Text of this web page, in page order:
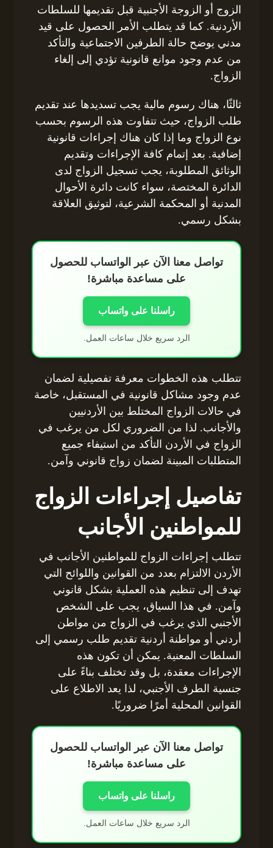
الزوج أو الزوجة الأجنبية قبل تقديمها للسلطات
الأردنية. كما قد يتطلب الأمر الحصول على قيد
مدني يوضح حالة الطرفين الاجتماعية والتأكد
من عدم وجود موانع قانونية تؤدي إلى إلغاء
الزواج.
ثالثًا، هناك رسوم مالية يجب تسديدها عند تقديم
طلب الزواج، حيث تتفاوت هذه الرسوم بحسب
نوع الزواج وما إذا كان هناك إجراءات قانونية
إضافية. بعد إتمام كافة الإجراءات وتقديم
الوثائق المطلوبة، يجب تسجيل الزواج لدى
الدائرة المختصة، سواء كانت دائرة الأحوال
المدنية أو المحكمة الشرعية، لتوثيق العلاقة
بشكل رسمي.
تواصل معنا الآن عبر الواتساب للحصول
على مساعدة مباشرة!
راسلنا على واتساب
الرد سريع خلال ساعات العمل.
تتطلب هذه الخطوات معرفة تفصيلية لضمان
عدم وجود مشاكل قانونية في المستقبل، خاصة
في حالات الزواج المختلط بين الأردنيين
والأجانب. لذا من الضروري لكل من يرغب في
الزواج في الأردن التأكد من استيفاء جميع
المتطلبات المبينة لضمان زواج قانوني وآمن.
تفاصيل إجراءات الزواج
للمواطنين الأجانب
تتطلب إجراءات الزواج للمواطنين الأجانب في
الأردن الالتزام بعدد من القوانين واللوائح التي
تهدف إلى تنظيم هذه العملية بشكل قانوني
وآمن. في هذا السياق، يجب على الشخص
الأجنبي الذي يرغب في الزواج من مواطن
أردني أو مواطنة أردنية تقديم طلب رسمي إلى
السلطات المعنية. يمكن أن تكون هذه
الإجراءات معقدة، بل وقد تختلف بناءً على
جنسية الطرف الأجنبي، لذا يعد الاطلاع على
القوانين المحلية أمرًا ضروريًا.
تواصل معنا الآن عبر الواتساب للحصول
على مساعدة مباشرة!
راسلنا على واتساب
الرد سريع خلال ساعات العمل.